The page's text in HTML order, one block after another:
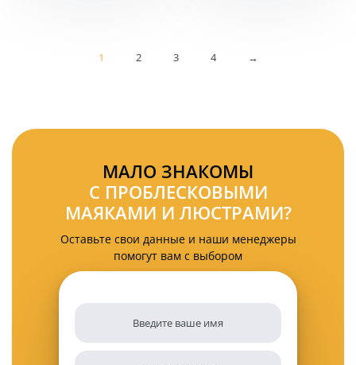
BL2619
KARAVAN-
1 2 3 4 →
МАЛО ЗНАКОМЫ
С ПРОБЛЕСКОВЫМИ
МАЯКАМИ И ЛЮСТРАМИ?
Оставьте свои данные и наши менеджеры
помогут вам с выбором